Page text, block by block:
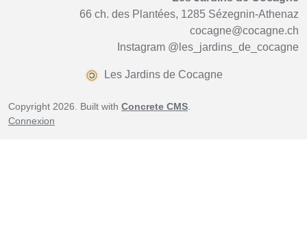
66 ch. des Plantées, 1285 Sézegnin-Athenaz
cocagne@cocagne.ch
Instagram @les_jardins_de_cocagne
Les Jardins de Cocagne
Copyright 2026. Built with Concrete CMS
Connexion